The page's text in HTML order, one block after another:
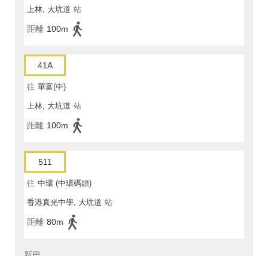
上林, 大坑道 站
距離 100m
41A
往 華富(中)
上林, 大坑道 站
距離 100m
511
往 中環 (中環碼頭)
香港真光中學, 大坑道 站
距離 80m